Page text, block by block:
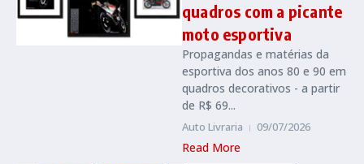
quadros com a picante
moto esportiva
Propagandas e matérias da
esportiva dos anos 80 e 90 em
quadros decorativos - a partir
de R$ 69...
Auto Livraria 09/07/2026
Read More